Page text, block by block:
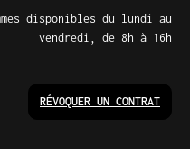
disponibles du lundi au
vendredi, de 8h à 16h
RÉVOQUER UN CONTRAT